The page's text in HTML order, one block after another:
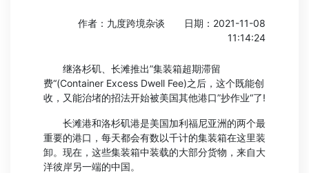
作者：九度跨境杂谈
日期：2021-11-08
11:14:24
继洛杉矶、长滩推出”集装箱超期滞留
费“(Container Excess Dwell Fee)之后，这个既能创
收，又能治堵的招法开始被美国其他港口”抄作业“了!
长滩港和洛杉矶港是美国加利福尼亚洲的两个最
重要的港口，每天都会有数以千计的集装箱在这里装
卸。现在，这些集装箱中装载的大部分货物，来自大
洋彼岸另一端的中国。